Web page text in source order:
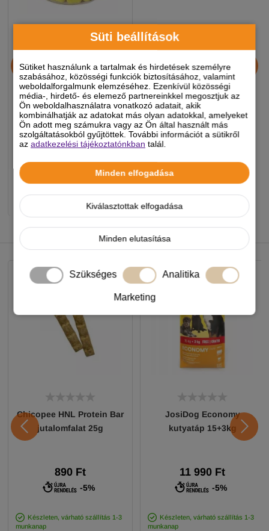
Süti beállítások
Sütiket használunk a tartalmak és hirdetések személyre
szabásához, közösségi funkciók biztosításához, valamint
weboldalforgalmunk elemzéséhez. Ezenkívül közösségi
média-, hirdető- és elemező partnereinkkel megosztjuk az
Ön weboldalhasználatra vonatkozó adatait, akik
kombinálhatják az adatokat más olyan adatokkal, amelyeket
Ön adott meg számukra vagy az Ön által használt más
szolgáltatásokból gyűjtöttek. További információt a sütikről
azadatkezelési tájékoztatónkban talál.
Minden elfogadása
Kiválasztottak elfogadása
Minden elutasítása
Szükséges Analitika
Marketing
Wafters 8mm - Ananász -
Vajsav 18g
1 590 Ft
-5%
munkanap
NEKED AJÁNLJUK
Chicopee HNL Protein Bar
jutalomfalat 25g
890 Ft
-5%
Készleten, várható szállítás 1-3
munkanap
JosiDog Economy
kutyatáp 15+3kg
11 990 Ft
-5%
Készleten, várható szállítás 1-3
munkanap